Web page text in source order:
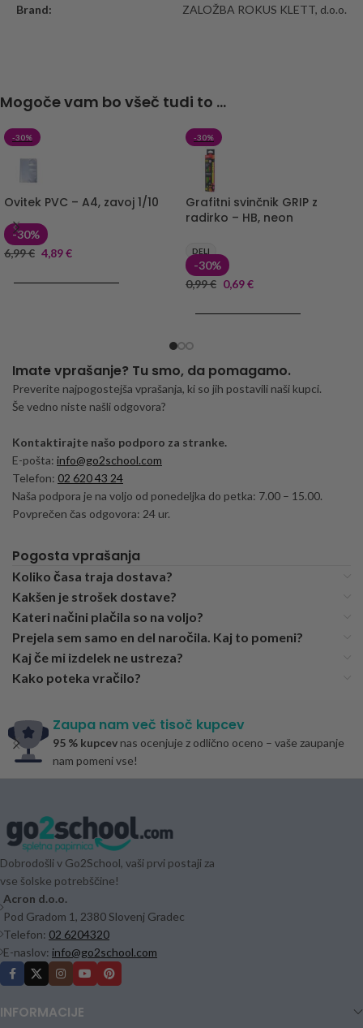
Brand:
ZALOŽBA ROKUS KLETT, d.o.o.
Mogoče vam bo všeč tudi to ...
-30%
Ovitek PVC – A4, zavoj 1/10
-30%
6,99€ 4,89€
-30%
Grafitni svinčnik GRIP z
radirko – HB, neon
DELI
-30%
0,99€ 0,69€
Imate vprašanje? Tu smo, da pomagamo.
Preverite najpogostejša vprašanja, ki so jih postavili naši kupci.
Še vedno niste našli odgovora?
Kontaktirajte našo podporo za stranke.
E-pošta: info@go2school.com
Telefon: 02 620 43 24
Naša podpora je na voljo od ponedeljka do petka: 7.00 – 15.00.
Povprečen čas odgovora: 24 ur.
Pogosta vprašanja
Koliko časa traja dostava?
Kakšen je strošek dostave?
Kateri načini plačila so na voljo?
Prejela sem samo en del naročila. Kaj to pomeni?
Kaj če mi izdelek ne ustreza?
Kako poteka vračilo?
Zaupa nam več tisoč kupcev
95 % kupcev nas ocenjuje z odlično oceno – vaše zaupanje
nam pomeni vse!
Dobrodošli v Go2School, vaši prvi postaji za
vse šolske potrebščine!
Acron d.o.o.
Pod Gradom 1, 2380 Slovenj Gradec
Telefon: 02 6204320
E-naslov: info@go2school.com
INFORMACIJE